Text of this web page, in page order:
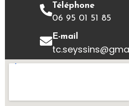
Téléphone
06 95 01 51 85
E-mail